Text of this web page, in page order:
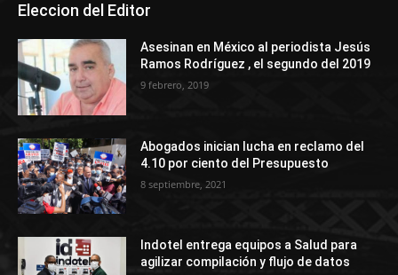
Eleccion del Editor
Asesinan en México al periodista Jesús
Ramos Rodríguez , el segundo del 2019
9 febrero, 2019
Abogados inician lucha en reclamo del
4.10 por ciento del Presupuesto
8 septiembre, 2021
Indotel entrega equipos a Salud para
agilizar compilación y flujo de datos